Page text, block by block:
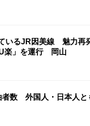
いるJR因美線 魅力再
楽」を運行 岡山
者数 外国人・日本人